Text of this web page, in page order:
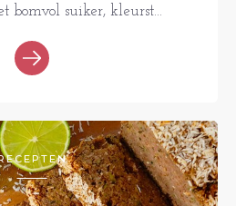
bomvol suiker, kleurst...